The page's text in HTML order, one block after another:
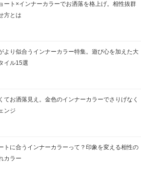
ート×インナーカラーでお洒落を格上げ。相性抜群
方とは
より似合うインナーカラー特集。遊び心を加えた大
イル15選
てお洒落見え。金色のインナーカラーでさりげなく
ンジ
トに合うインナーカラーって？印象を変える相性の
カラー